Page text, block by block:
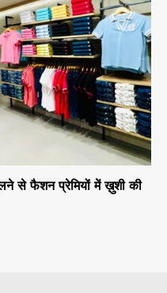
से फैशन प्रेमियों में ख़ुशी की